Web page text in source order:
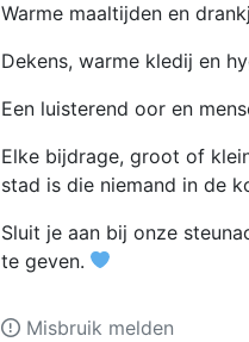
Warme maaltijden en
Dekens, warme kledij en
Een luisterend oor en
Elke bijdrage, groot of
stad is die niemand in de
Sluit je aan bij onze
te geven.
Misbruik melden